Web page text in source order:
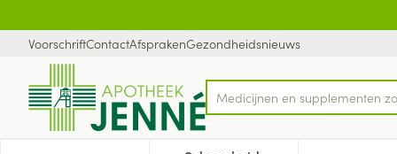
VoorschriftContactAfsprakenGezondheidsnieuws
Product, merk, categorie...